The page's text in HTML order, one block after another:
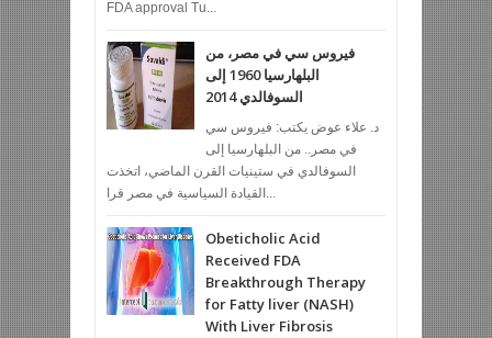
FDA approval Tu...
فيروس سي في مصر، من
البلهارسيا 1960 إلى
السوفالدي 2014
د. علاء عوض يكتب: فيروس سي
في مصر.. من البلهارسيا إلى
السوفالدي في ستينيات القرن الماضي، اتخذت
Obeticholic Acid
Received FDA
Breakthrough Therapy
for Fatty liver (NASH)
With Liver Fibrosis